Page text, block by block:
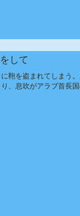
して
鞄を盗まれてしまう
、息吹がアラブ首長